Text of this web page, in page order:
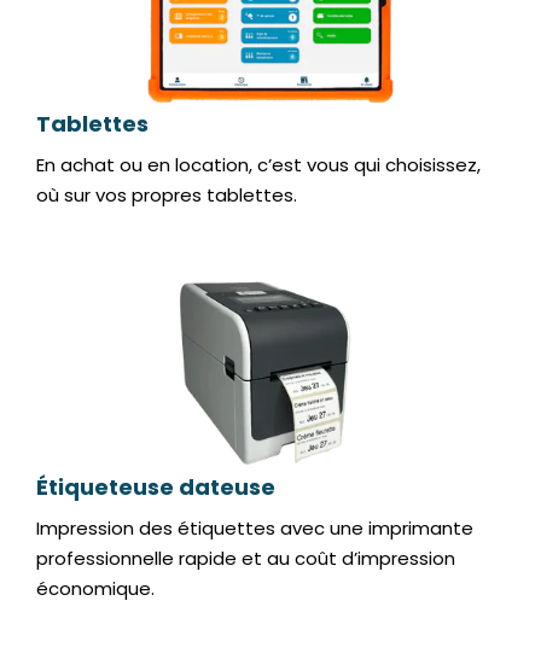
Tablettes
En achat ou en location, c’est vous qui choisissez,
où sur vos propres tablettes.
Étiqueteuse dateuse
Impression des étiquettes avec une imprimante
professionnelle rapide et au coût d’impression
économique.